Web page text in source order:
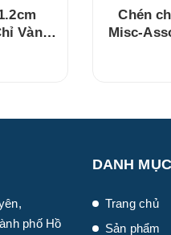
Vàng
Chén
Misc-
phố Hồ
DANH MỤC
Trang chủ
Sản phẩm